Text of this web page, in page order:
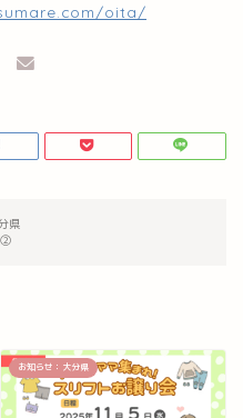
oita/
県
②
お知らせ：大分県